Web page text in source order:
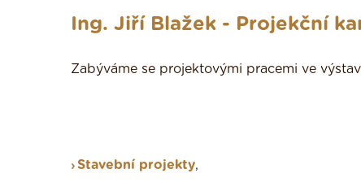
Ing. Jiří Blažek - Projekční
Zabýváme se projektovými pracemi ve
Stavební projekty,